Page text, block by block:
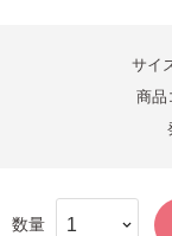
サイ
商品
数量